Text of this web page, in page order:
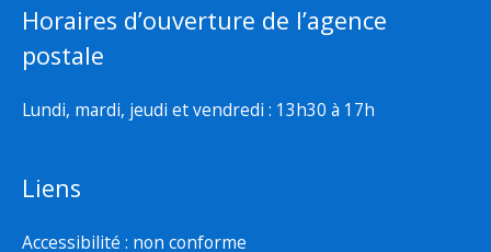
Horaires d’ouverture de l’agence
postale
Lundi, mardi, jeudi et vendredi : 13h30 à 17h
Liens
Accessibilité : non conforme